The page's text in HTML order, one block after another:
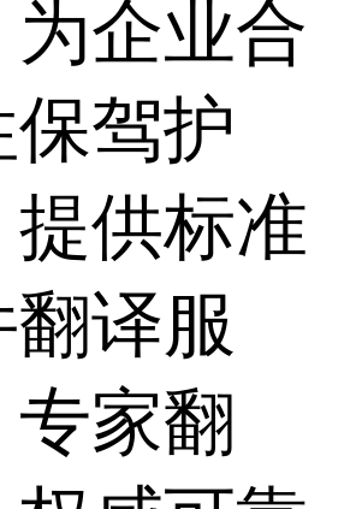
为企业合
驾护
提供标准
译服
家翻